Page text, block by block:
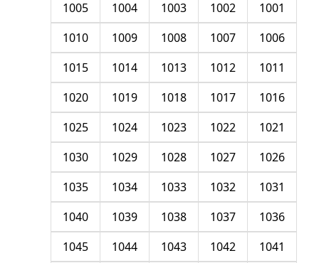
1001
1002
1003
1004
1005
1006
1007
1008
1009
1010
1011
1012
1013
1014
1015
1016
1017
1018
1019
1020
1021
1022
1023
1024
1025
1026
1027
1028
1029
1030
1031
1032
1033
1034
1035
1036
1037
1038
1039
1040
1041
1042
1043
1044
1045